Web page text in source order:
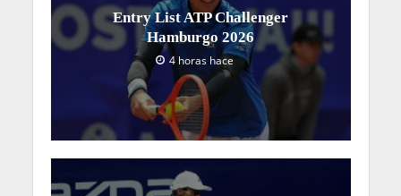
Entry List ATP Challenger
Hamburgo 2026
4 horas hace